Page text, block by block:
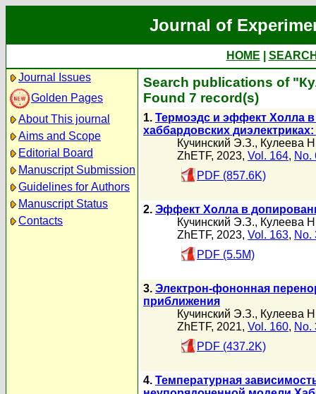
Journal of
HOME
Journal Issues
Golden Pages
About This journal
Aims and Scope
Editorial Board
Manuscript Submission
Guidelines for Authors
Manuscript Status
Contacts
Search publications of
Found 7 record(s)
1. Термоэдс и эффект Холла
хаббардовских
Кучинский Э.З., Кулеева
ZhETF, 2023, Vol. 164, No.
PDF (857.6K)
2. Эффект Холла в
Кучинский Э.З., Кулеева
ZhETF, 2023, Vol. 163, No.
PDF (5.5M)
3. Электрон-фононная
приближения
Кучинский Э.З., Кулеева
ZhETF, 2021, Vol. 160, No.
PDF (437.2K)
4. Температурная